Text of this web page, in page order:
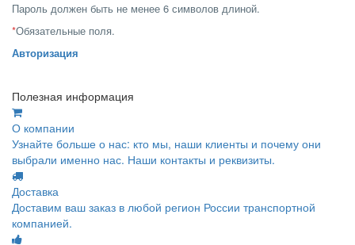
Пароль должен быть не менее 6 символов длиной.
*Обязательные поля.
Авторизация
Полезная информация
О компании
Узнайте больше о нас: кто мы, наши клиенты и почему они
выбрали именно нас. Наши контакты и реквизиты.
Доставка
Доставим ваш заказ в любой регион России транспортной
компанией.